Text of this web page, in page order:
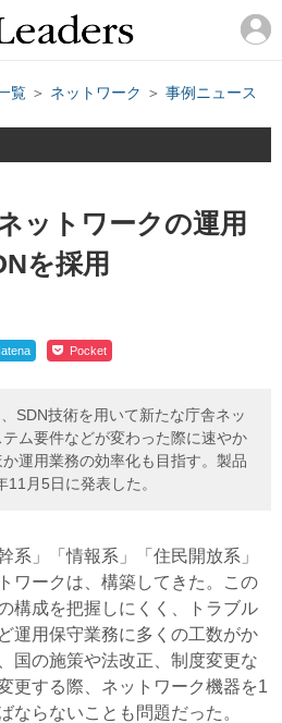
覧 ＞ ネットワーク ＞ 事例ニュース
ットワークの運用
を採用
Pocket
SDN技術を用いて新たな庁舎ネッ
ム要件などが変わった際に速やか
運用業務の効率化も目指す。製品
月5日に発表した。
系」「情報系」「住民開放系」
ワークは、構築してきた。この
構成を把握しにくく、トラブル
運用保守業務に多くの工数がか
国の施策や法改正、制度変更な
更する際、ネットワーク機器を1
ならないことも問題だった。